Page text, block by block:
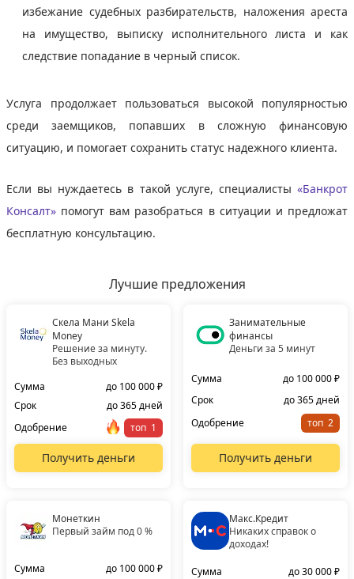
избежание судебных разбирательств, наложения ареста
на имущество, выписку исполнительного листа и как
следствие попадание в черный список.
Услуга продолжает пользоваться высокой популярностью
среди заемщиков, попавших в сложную финансовую
ситуацию, и помогает сохранить статус надежного клиента.
Если вы нуждаетесь в такой услуге, специалисты «Банкрот
Консалт» помогут вам разобраться в ситуации и предложат
бесплатную консультацию.
Лучшие предложения
Скела Мани Skela
Money
Решение за минуту.
Без выходных
Сумма
до 100 000 ₽
Срок
до 365 дней
Одобрение
топ
Получить деньги
Занимательные
финансы
Деньги за 5 минут
Сумма
до 100 000 ₽
Срок
до 365 дней
Одобрение
топ
Получить деньги
Монеткин
Первый займ под 0 %
Сумма
до 100 000 ₽
Макс.Кредит
Никаких справок о
доходах!
Сумма
до 30 000 ₽